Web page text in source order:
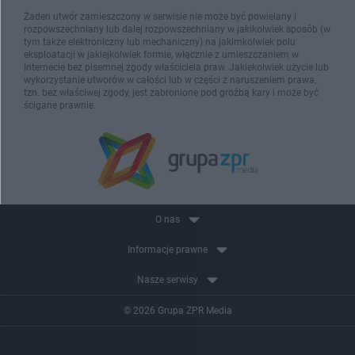
Żaden utwór zamieszczony w serwisie nie może być powielany i
rozpowszechniany lub dalej rozpowszechniany w jakikolwiek sposób (w
tym także elektroniczny lub mechaniczny) na jakimkolwiek polu
eksploatacji w jakiejkolwiek formie, włącznie z umieszczaniem w
Internecie bez pisemnej zgody właściciela praw. Jakiekolwiek użycie lub
wykorzystanie utworów w całości lub w części z naruszeniem prawa,
tzn. bez właściwej zgody, jest zabronione pod groźbą kary i może być
ścigane prawnie.
O nas
Informacje prawne
Nasze serwisy
© 2026 Grupa ZPR Media